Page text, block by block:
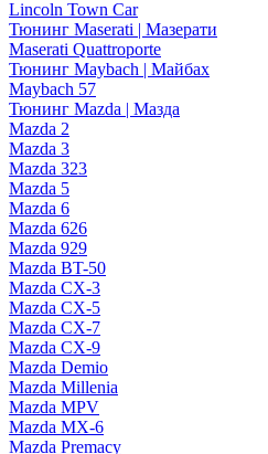
Lincoln Town Car
Тюнинг Maserati | Мазерати
Maserati Quattroporte
Тюнинг Maybach | Майбах
Maybach 57
Тюнинг Mazda | Мазда
Mazda 2
Mazda 3
Mazda 323
Mazda 5
Mazda 6
Mazda 626
Mazda 929
Mazda BT-50
Mazda CX-3
Mazda CX-5
Mazda CX-7
Mazda CX-9
Mazda Demio
Mazda Millenia
Mazda MPV
Mazda MX-6
Mazda Premacy